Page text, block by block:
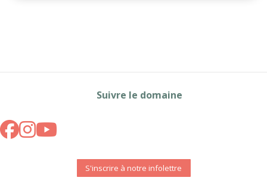
Suivre le domaine
S'inscrire à notre infolettre